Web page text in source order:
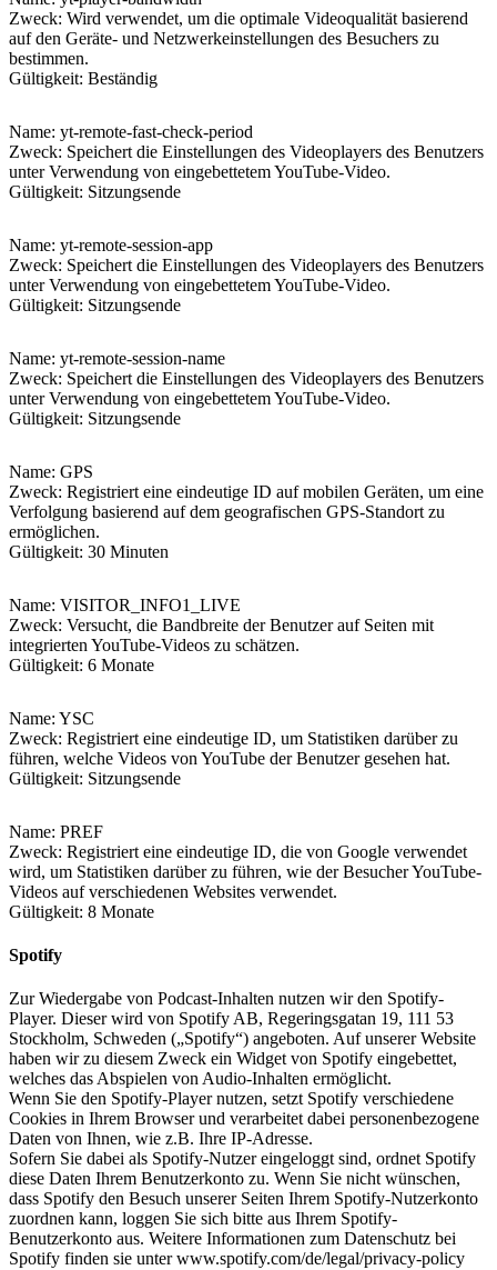
Zweck: Wird verwendet, um die optimale Videoqualität basierend
auf den Geräte- und Netzwerkeinstellungen des Besuchers zu
bestimmen.
Gültigkeit: Beständig
Name: yt-remote-fast-check-period
Zweck: Speichert die Einstellungen des Videoplayers des Benutzers
unter Verwendung von eingebettetem YouTube-Video.
Gültigkeit: Sitzungsende
Name: yt-remote-session-app
Zweck: Speichert die Einstellungen des Videoplayers des Benutzers
unter Verwendung von eingebettetem YouTube-Video.
Gültigkeit: Sitzungsende
Name: yt-remote-session-name
Zweck: Speichert die Einstellungen des Videoplayers des Benutzers
unter Verwendung von eingebettetem YouTube-Video.
Gültigkeit: Sitzungsende
Name: GPS
Zweck: Registriert eine eindeutige ID auf mobilen Geräten, um eine
Verfolgung basierend auf dem geografischen GPS-Standort zu
ermöglichen.
Gültigkeit: 30 Minuten
Name: VISITOR_INFO1_LIVE
Zweck: Versucht, die Bandbreite der Benutzer auf Seiten mit
integrierten YouTube-Videos zu schätzen.
Gültigkeit: 6 Monate
Name: YSC
Zweck: Registriert eine eindeutige ID, um Statistiken darüber zu
führen, welche Videos von YouTube der Benutzer gesehen hat.
Gültigkeit: Sitzungsende
Name: PREF
Zweck: Registriert eine eindeutige ID, die von Google verwendet
wird, um Statistiken darüber zu führen, wie der Besucher YouTube-
Videos auf verschiedenen Websites verwendet.
Gültigkeit: 8 Monate
Spotify
Zur Wiedergabe von Podcast-Inhalten nutzen wir den Spotify-
Player. Dieser wird von Spotify AB, Regeringsgatan 19, 111 53
Stockholm, Schweden („Spotify“) angeboten. Auf unserer Website
haben wir zu diesem Zweck ein Widget von Spotify eingebettet,
welches das Abspielen von Audio-Inhalten ermöglicht.
Wenn Sie den Spotify-Player nutzen, setzt Spotify verschiedene
Cookies in Ihrem Browser und verarbeitet dabei personenbezogene
Daten von Ihnen, wie z.B. Ihre IP-Adresse.
Sofern Sie dabei als Spotify-Nutzer eingeloggt sind, ordnet Spotify
diese Daten Ihrem Benutzerkonto zu. Wenn Sie nicht wünschen,
dass Spotify den Besuch unserer Seiten Ihrem Spotify-Nutzerkonto
zuordnen kann, loggen Sie sich bitte aus Ihrem Spotify-
Benutzerkonto aus. Weitere Informationen zum Datenschutz bei
Spotify finden sie unterwww.spotify.com/de/legal/privacy-policy